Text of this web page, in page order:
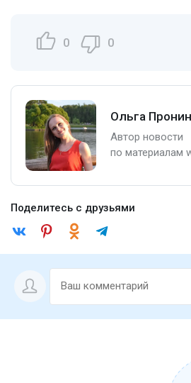
0 0
Ольга
Автор новости
по материалам
Поделитесь с друзьями